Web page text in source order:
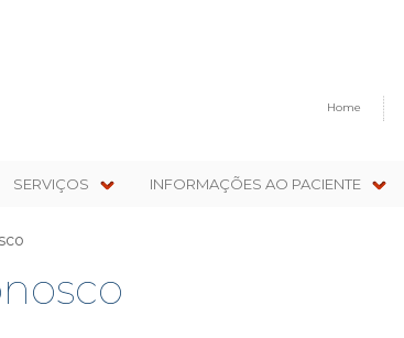
Home
SERVIÇOS INFORMAÇÕES AO PACIENTE